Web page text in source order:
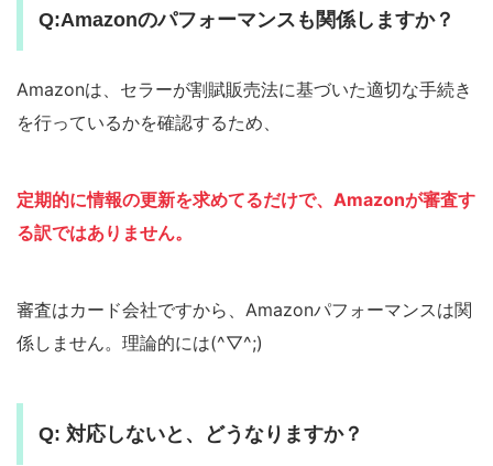
Q:Amazonのパフォーマンスも関係しますか？
Amazonは、セラーが割賦販売法に基づいた適切な手続き
を行っているかを確認するため、
定期的に情報の更新を求めてるだけで、Amazonが審査す
る訳ではありません。
審査はカード会社ですから、Amazonパフォーマンスは関
係しません。理論的には(^▽^;)
Q: 対応しないと、どうなりますか？